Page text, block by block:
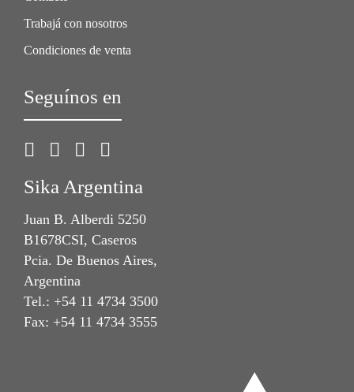
Trabajá con nosotros
Condiciones de venta
Seguínos en
Sika Argentina
Juan B. Alberdi 5250
B1678CSI, Caseros
Pcia. De Buenos Aires,
Argentina
Tel.: +54 11 4734 3500
Fax: +54 11 4734 3555